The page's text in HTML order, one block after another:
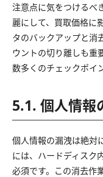
注意点に気をつけるべ
麗にして、買取価格に
タのバックアップと消
ウントの切り離しも重
数多くのチェックポイ
5.1. 個人情報
個人情報の漏洩は絶対
には、ハードディスク
必須です。この消去作